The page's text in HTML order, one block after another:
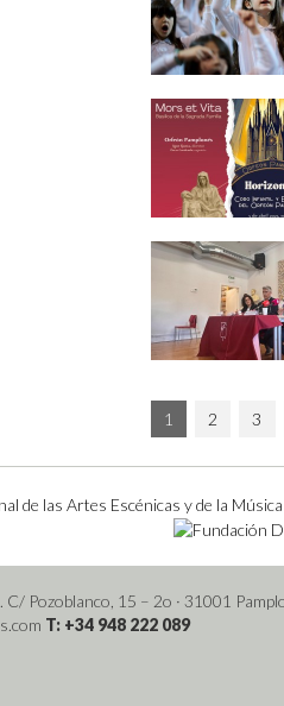
1 2 3
Pozoblanco, 15 – 2o · 31001
T: +34 948 222 089